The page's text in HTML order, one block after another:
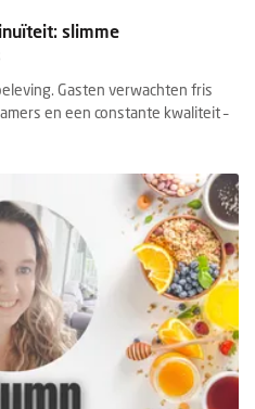
slimme
Gasten verwachten fris
en een constante kwaliteit –